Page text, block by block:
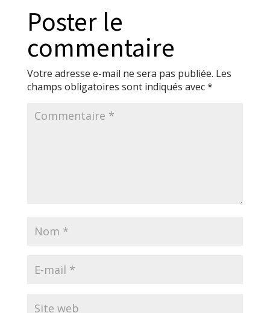
Poster le
commentaire
Votre adresse e-mail ne sera pas publiée. Les
champs obligatoires sont indiqués avec*